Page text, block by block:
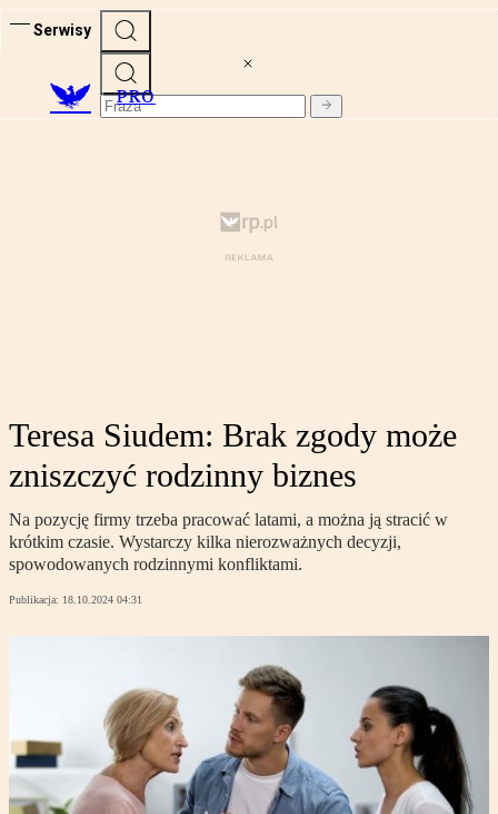
Serwisy
PRO
Teresa Siudem: Brak zgody może
zniszczyć rodzinny biznes
Na pozycję firmy trzeba pracować latami, a można ją stracić w
krótkim czasie. Wystarczy kilka nierozważnych decyzji,
spowodowanych rodzinnymi konfliktami.
Publikacja: 18.10.2024 04:31